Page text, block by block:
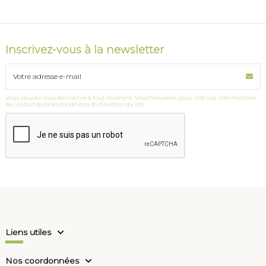
Inscrivez-vous à la newsletter
Vous pouvez vous désinscrire à tout moment. Vous trouverez pour cela nos informations
de contact dans les conditions d'utilisation du site.
Liens utiles
Nos coordonnées